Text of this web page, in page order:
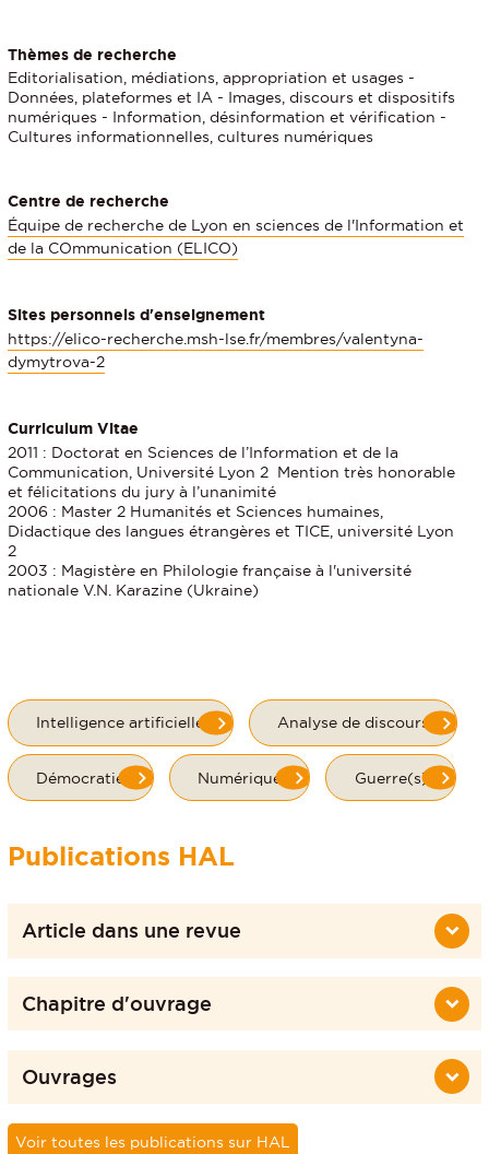
Thèmes de recherche
Editorialisation, médiations, appropriation et usages -
Données, plateformes et IA - Images, discours et dispositifs
numériques - Information, désinformation et vérification -
Cultures informationnelles, cultures numériques
Centre de recherche
Équipe de recherche de Lyon en sciences de l'Information et
de la COmmunication (ELICO)
Sites personnels d'enseignement
https://elico-recherche.msh-lse.fr/membres/valentyna-
dymytrova-2
Curriculum Vitae
2011 : Doctorat en Sciences de l’Information et de la
Communication, Université Lyon 2 Mention très honorable
et félicitations du jury à l’unanimité
2006 : Master 2 Humanités et Sciences humaines,
Didactique des langues étrangères et TICE, université Lyon
2
2003 : Magistère en Philologie française à l'université
nationale V.N. Karazine (Ukraine)
Intelligence artificielle Analyse de discours
Démocratie Numérique Guerre(s)
Publications HAL
Article dans une revue
Chapitre d'ouvrage
Ouvrages
Voir toutes les publications sur HAL